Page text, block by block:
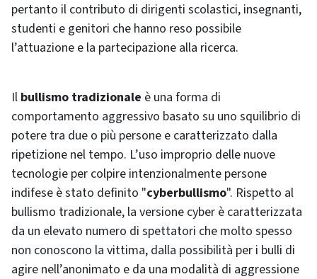
pertanto il contributo di dirigenti scolastici, insegnanti,
studenti e genitori che hanno reso possibile
l’attuazione e la partecipazione alla ricerca.
Il bullismo tradizionale è una forma di
comportamento aggressivo basato su uno squilibrio di
potere tra due o più persone e caratterizzato dalla
ripetizione nel tempo. L’uso improprio delle nuove
tecnologie per colpire intenzionalmente persone
indifese è stato definito "cyberbullismo". Rispetto al
bullismo tradizionale, la versione cyber è caratterizzata
da un elevato numero di spettatori che molto spesso
non conoscono la vittima, dalla possibilità per i bulli di
agire nell’anonimato e da una modalità di aggressione